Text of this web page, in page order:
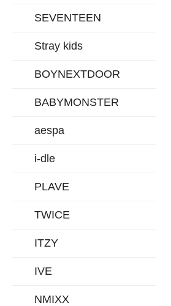
SEVENTEEN
Stray kids
BOYNEXTDOOR
BABYMONSTER
aespa
i-dle
PLAVE
TWICE
ITZY
IVE
NMIXX